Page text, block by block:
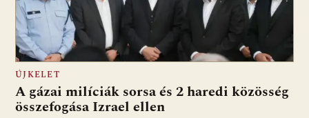
ÚJKELET
A gázai milíciák sorsa és 2 haredi közösség
összefogása Izrael ellen